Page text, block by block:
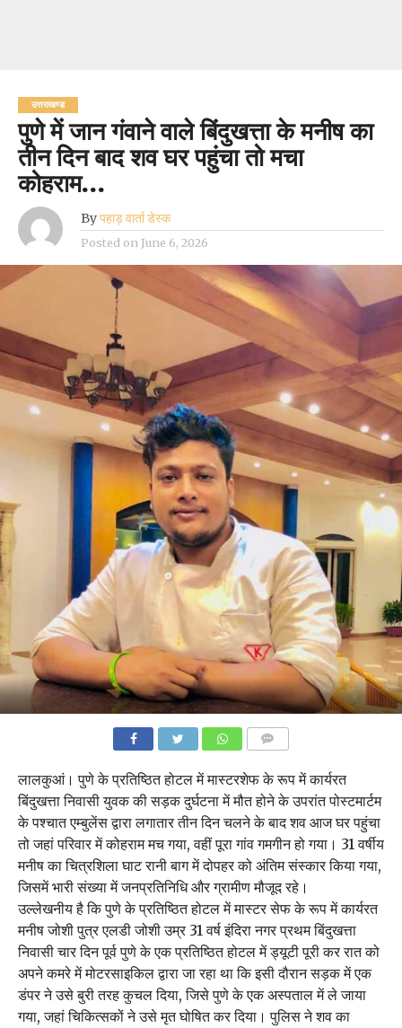
उत्तराखण्ड
पुणे में जान गंवाने वाले बिंदुखत्ता के मनीष का
तीन दिन बाद शव घर पहुंचा तो मचा
कोहराम…
Byपहाड़ वार्ता डेस्क
Posted on June 6, 2026
लालकुआं। पुणे के प्रतिष्ठित होटल में मास्टरशेफ के रूप में कार्यरत
बिंदुखत्ता निवासी युवक की सड़क दुर्घटना में मौत होने के उपरांत पोस्टमार्टम
के पश्चात एम्बुलेंस द्वारा लगातार तीन दिन चलने के बाद शव आज घर पहुंचा
तो जहां परिवार में कोहराम मच गया, वहीं पूरा गांव गमगीन हो गया। 31 वर्षीय
मनीष का चित्रशिला घाट रानी बाग में दोपहर को अंतिम संस्कार किया गया,
जिसमें भारी संख्या में जनप्रतिनिधि और ग्रामीण मौजूद रहे।
उल्लेखनीय है कि पुणे के प्रतिष्ठित होटल में मास्टर सेफ के रूप में कार्यरत
मनीष जोशी पुत्र एलडी जोशी उम्र 31 वर्ष इंदिरा नगर प्रथम बिंदुखत्ता
निवासी चार दिन पूर्व पुणे के एक प्रतिष्ठित होटल में ड्यूटी पूरी कर रात को
अपने कमरे में मोटरसाइकिल द्वारा जा रहा था कि इसी दौरान सड़क में एक
डंपर ने उसे बुरी तरह कुचल दिया, जिसे पुणे के एक अस्पताल में ले जाया
गया, जहां चिकित्सकों ने उसे मृत घोषित कर दिया। पुलिस ने शव का